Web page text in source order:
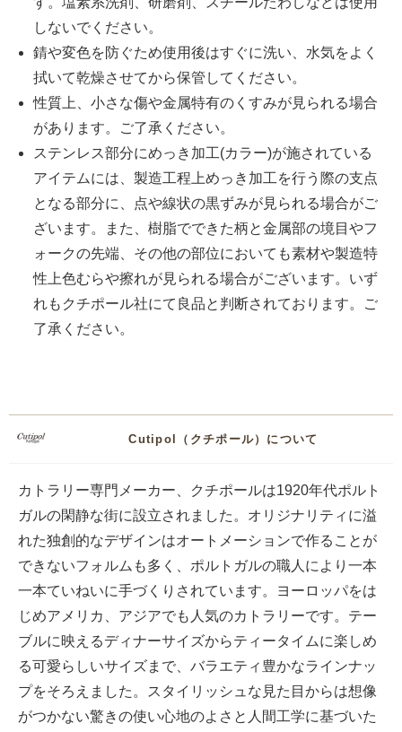
しないでください。
錆や変色を防ぐため使用後はすぐに洗い、水気をよく
拭いて乾燥させてから保管してください。
性質上、小さな傷や金属特有のくすみが見られる場合
があります。ご了承ください。
ステンレス部分にめっき加工(カラー)が施されている
アイテムには、製造工程上めっき加工を行う際の支点
となる部分に、点や線状の黒ずみが見られる場合がご
ざいます。また、樹脂でできた柄と金属部の境目やフ
ォークの先端、その他の部位においても素材や製造特
性上色むらや擦れが見られる場合がございます。いず
れもクチポール社にて良品と判断されております。ご
了承ください。
Cutipol（クチポール）について
カトラリー専門メーカー、クチポールは1920年代ポルト
ガルの閑静な街に設立されました。オリジナリティに溢
れた独創的なデザインはオートメーションで作ることが
できないフォルムも多く、ポルトガルの職人により一本
一本ていねいに手づくりされています。ヨーロッパをは
じめアメリカ、アジアでも人気のカトラリーです。テー
ブルに映えるディナーサイズからティータイムに楽しめ
る可愛らしいサイズまで、バラエティ豊かなラインナッ
プをそろえました。スタイリッシュな見た目からは想像
がつかない驚きの使い心地のよさと人間工学に基づいた